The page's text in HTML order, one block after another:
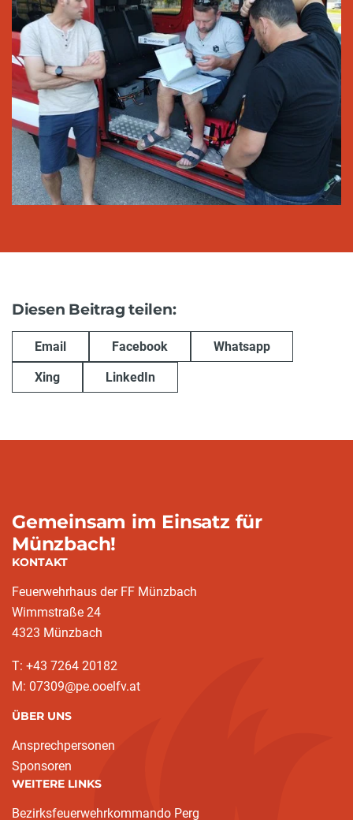
Diesen Beitrag teilen:
Email Facebook Whatsapp
Xing LinkedIn
Gemeinsam im Einsatz für
Münzbach!
KONTAKT
Feuerwehrhaus der FF Münzbach
Wimmstraße 24
4323 Münzbach
T: +43 7264 20182
M: 07309@pe.ooelfv.at
ÜBER UNS
Ansprechpersonen
Sponsoren
WEITERE LINKS
Bezirksfeuerwehrkommando Perg